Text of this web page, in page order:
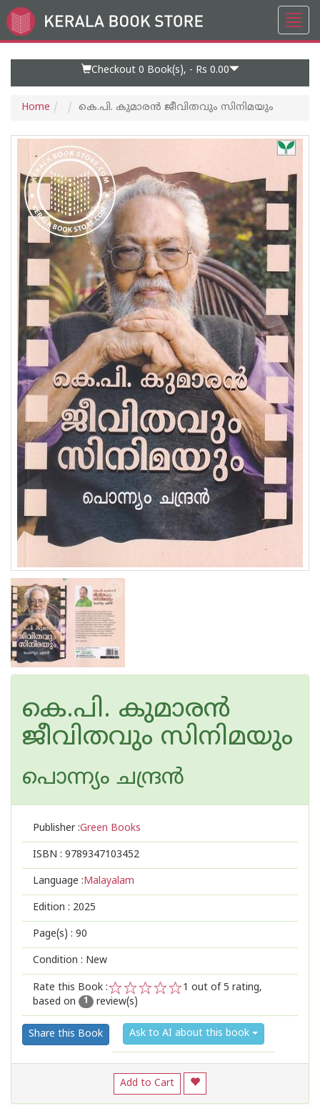
Go
to
Checkout 0 Book(s), - Rs 0.00
Home കെ.പി. കുമാരൻ ജീവിതവും സിനിമയും
കെ.പി. കുമാരൻ
ജീവിതവും സിനിമയും
പൊന്ന്യം ചന്ദ്രന്‍
Publisher :Green Books
ISBN : 9789347103452
Language :Malayalam
Edition : 2025
Page(s) : 90
Condition : New
Rate this Book :
2
1
1 out of 5 rating,
based on
1 review(s)
Share this Book Ask to AI about this book
Add to Cart